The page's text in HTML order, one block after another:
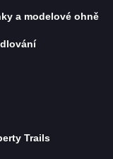
a modelové ohně
Trails